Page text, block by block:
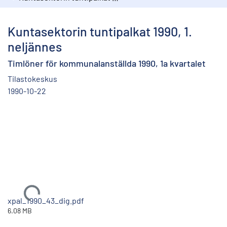
Kuntasektorin tuntipalkat 1990, 1.
neljännes
Timlöner för kommunalanställda 1990, 1a kvartalet
Tilastokeskus
1990-10-22
Ladataan...
xpal_1990_43_dig.pdf
6.08 MB